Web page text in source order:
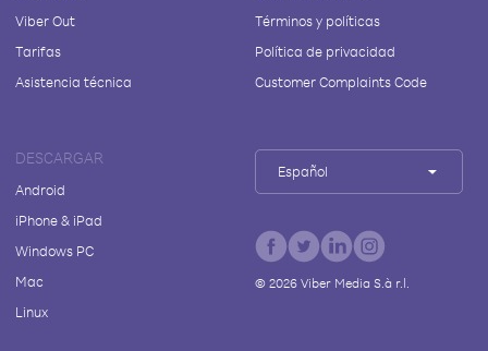
Viber Out
Tarifas
Asistencia técnica
Términos y políticas
Política de privacidad
Customer Complaints Code
DESCARGAR
Android
iPhone & iPad
Windows PC
Mac
Linux
Español
© 2026Viber Media S.à r.l.